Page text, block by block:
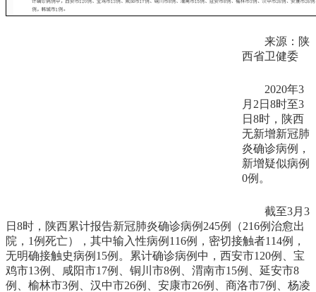
来源：陕
西省卫健委
2020年3
月2日8时至3
日8时，陕西
无新增新冠肺
炎确诊病例，
新增疑似病例
0例。
截至3月3
日8时，陕西累计报告新冠肺炎确诊病例245例（216例治愈出
院，1例死亡），其中输入性病例116例，密切接触者114例，
无明确接触史病例15例。累计确诊病例中，西安市120例、宝
鸡市13例、咸阳市17例、铜川市8例、渭南市15例、延安市8
例、榆林市3例、汉中市26例、安康市26例、商洛市7例、杨凌